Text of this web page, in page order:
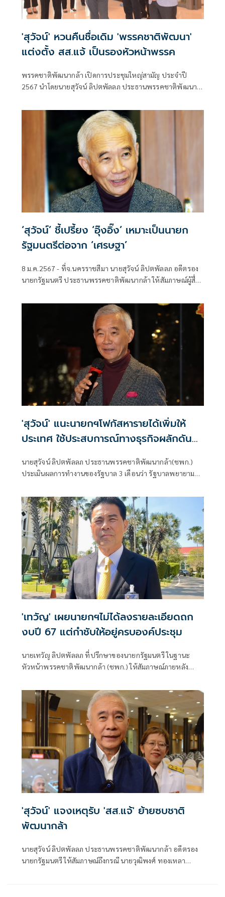
'สุวัจน์' หวนคืนชื่อเดิม 'พรรคชาติพัฒนา'
แต่งตั้ง สส.แจ้ เป็นรองหัวหน้าพรรค
พรรคชาติพัฒนากล้า เปิดการประชุมใหญ่สามัญ ประจำปี
2567 นำโดยนายสุวัจน์ ลิปตพัลลภ ประธานพรรคชาติพัฒนา
ปรึกษาของนายกรัฐมนตรี ,
‘สุวัจน์’ ชี้เปรี้ยง ‘อุ๊งอิ๊ง’ เหมาะเป็นนายก
รัฐมนตรีต่อจาก ‘เศรษฐา’
8 ม.ค.2567 - ที่จ.นครราชสีมา นายสุวัจน์ ลิปตพัลลภ อดีตรอง
นายกรัฐมนตรี ประธานพรรคชาติพัฒนากล้า ให้สัมภาษณ์ผู้สื่อ
มาการเมืองถือว่าเป็นบรรยากาศที่ดีที่สภาให้ความเห็นชอบงบ
ประมาณสำหรับปี 2567 จำนวน 3.48
'สุวัจน์' แนะนายกฯโฟกัสหารายได้เพิ่มให้
ประเทศ ใช้ประสบการณ์ทางธุรกิจผลักดัน
นายสุวัจน์ ลิปตพัลลภ ประธานพรรคชาติพัฒนากล้า(ชพก.)
ประเมินผลการทำงานของรัฐบาล 3 เดือนว่า รัฐบาลพยายาม
ปัญหาเฉพาะหน้า เช่น เศรษฐกิจระยะสั้น การตรึงราคาค่าไฟ
ค่าน้ำมัน หนี้นอกและในระบบเพื่อช่วยลดภาระค่าครองชีพของ
ประชาชนให้ดี
'เทวัญ' เผยนายกฯไม่ได้ลงรายละเอียดถก
งบปี 67 แต่กำชับให้อยู่ครบองค์ประชุม
นายเทวัญ ลิปตพัลลภ ที่ปรึกษาของนายกรัฐมนตรี ในฐานะ
หัวหน้าพรรคชาติพัฒนากล้า (ชพก.) ให้สัมภาษณ์ภายหลัง
สมาชิกให้เข้าร่วมการประชุมสภาเพื่อพิจารณาร่างพ.ร.บ.งบ
ประมาณรายจ่ายประจำปี 67 ที่จะมีขึ้นในวันที่ 3-5 ม.ค.67
อย่างพร้อมเพรียง
'สุวัจน์' แจงเหตุรับ 'สส.แจ้' ย้ายซบชาติ
พัฒนากล้า
นายสุวัจน์ ลิปตพัลลภ ประธานพรรคชาติพัฒนากล้า อดีตรอง
นายกรัฐมนตรี ให้สัมภาษณ์ถึงกรณี นายวุฒิพงศ์ ทองเหลา